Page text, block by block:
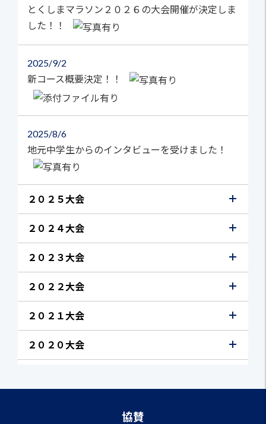
とくしまマラソン２０２６の大会開催が決定しま
した！！
2025 9/2
新コース概要決定！！
2025 8/6
地元中学生からのインタビューを受けました！
２０２５大会
２０２４大会
２０２３大会
２０２２大会
２０２１大会
２０２０大会
協賛